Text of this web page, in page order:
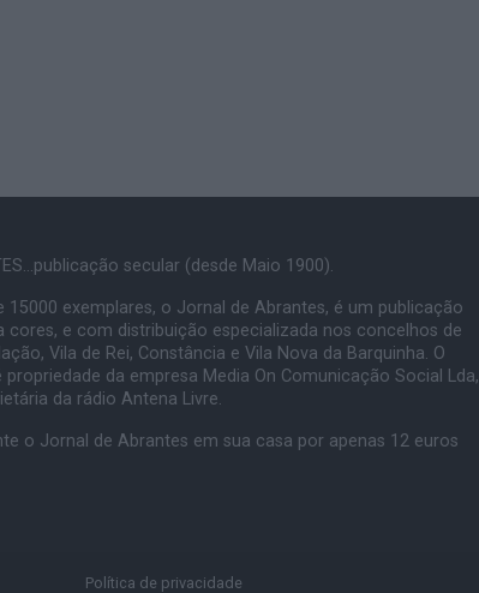
secular (desde Maio 1900).
15000 exemplares, o Jornal de Abrantes, é um publicação
cores, e com distribuição especializada nos concelhos de
Vila de Rei, Constância e Vila Nova da Barquinha. O
da empresa Media On Comunicação Social Lda,
da rádio Antena Livre.
o Jornal de Abrantes em sua casa por apenas 12 euros
Política de privacidade